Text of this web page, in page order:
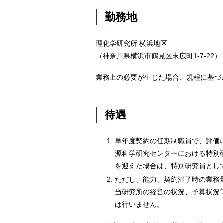
勤務地
理化学研究所 横浜地区
（神奈川県横浜市鶴見区末広町1-7-22）
業務上の必要が生じた場合、規程に基
待遇
1.
単年度契約の任期制職員で、評
源科学研究センターにおける特
を迎えた場合は、特別研究員とし
2.
ただし、能力、契約満了時の業
当研究所の経営の状況、予算状
は行いません。